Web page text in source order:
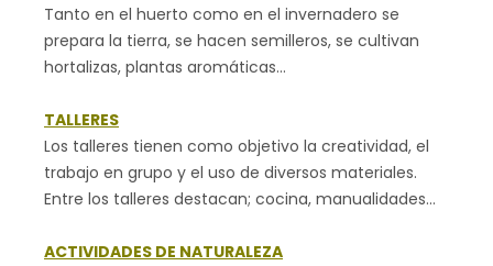
Tanto en el huerto como en el invernadero se
prepara la tierra, se hacen semilleros, se cultivan
hortalizas, plantas aromáticas…
TALLERES
Los talleres tienen como objetivo la creatividad, el
trabajo en grupo y el uso de diversos materiales.
Entre los talleres destacan; cocina, manualidades…
ACTIVIDADES DE NATURALEZA